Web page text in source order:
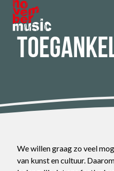
We willen graag zo veel
van kunst en cultuur.